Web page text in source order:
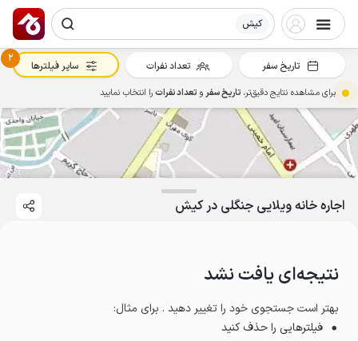
کیش
اجاره خانه ویلایی جنگلی در کیش
نتیجه‌ای یافت نشد
بهتر است جستجوی خود را تغییر دهید . برای مثال:
فیلترهایی را حذف کنید
تاریخ سفر تعداد نفرات
2
سایر فیلترها
برای مشاهده نتایج دقیق‌تر، تاریخ سفرو تعداد نفراترا انتخاب نمایید